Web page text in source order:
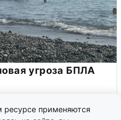
применяются
угроза БПЛА